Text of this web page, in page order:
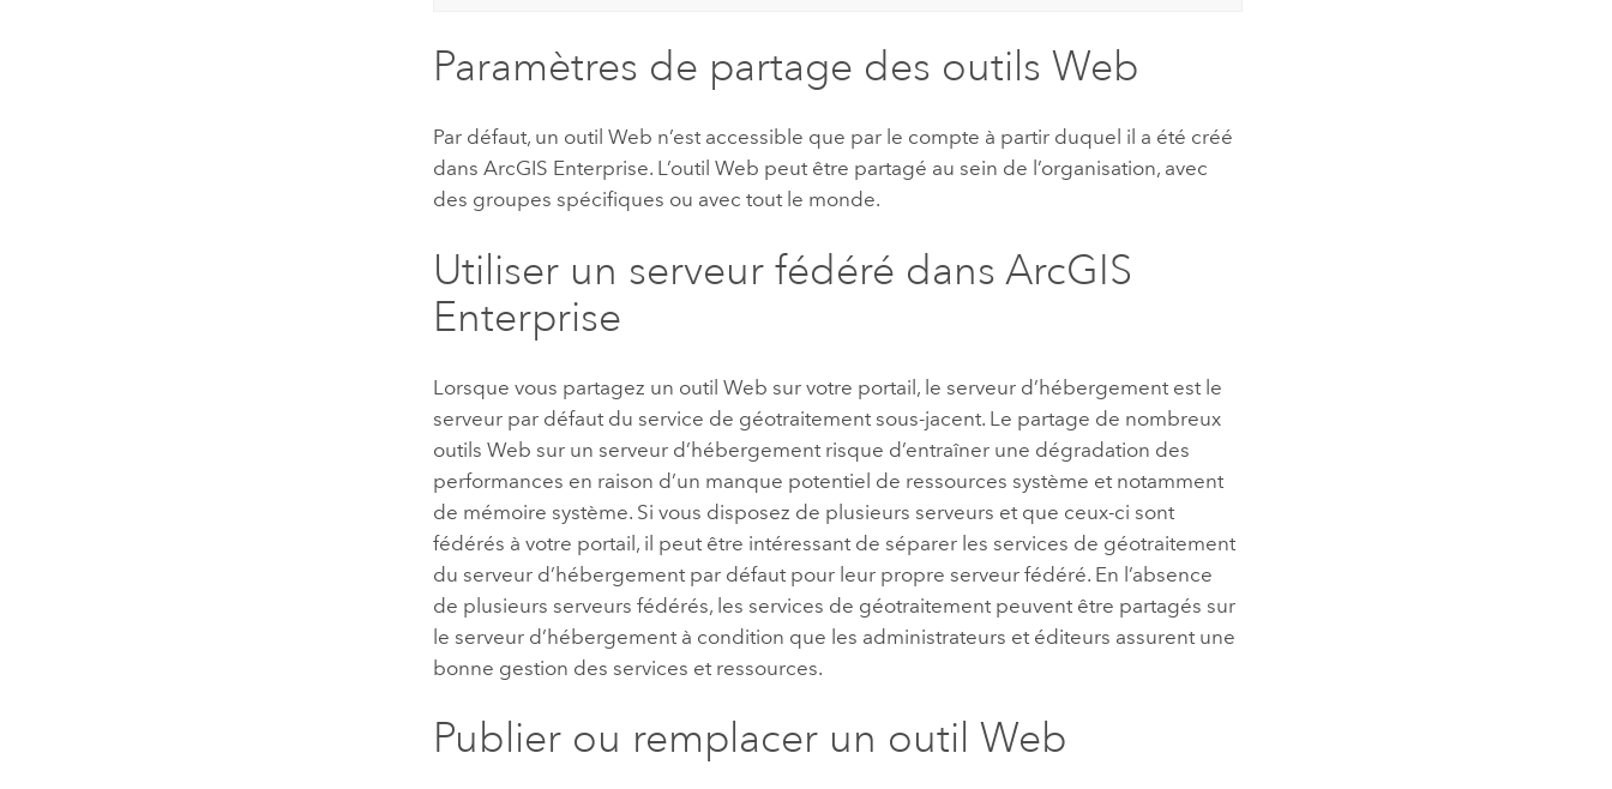
Paramètres de partage des outils Web
Par défaut, un outil Web n’est accessible que par le compte à partir duquel il a été créé
dansArcGIS Enterprise. L’outil Web peut être partagé au sein de l’organisation, avec
des groupes spécifiques ou avec tout le monde.
Utiliser un serveur fédéré dans ArcGIS
Enterprise
Lorsque vous partagez un outil Web sur votre portail, le serveur d’hébergement est le
serveur par défaut du service de géotraitement sous-jacent. Le partage de nombreux
outils Web sur un serveur d’hébergement risque d’entraîner une dégradation des
performances en raison d’un manque potentiel de ressources système et notamment
de mémoire système. Si vous disposez de plusieurs serveurs et que ceux-ci sont
fédérés à votre portail, il peut être intéressant de séparer les services de géotraitement
du serveur d’hébergement par défaut pour leur propre serveur fédéré. En l’absence
de plusieurs serveurs fédérés, les services de géotraitement peuvent être partagés sur
le serveur d’hébergement à condition que les administrateurs et éditeurs assurent une
bonne gestion des services et ressources.
Publier ou remplacer un outil Web